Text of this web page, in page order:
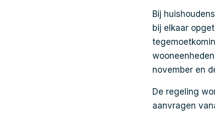
Bij
bij elkaar
november en
De regeling
aanvragen